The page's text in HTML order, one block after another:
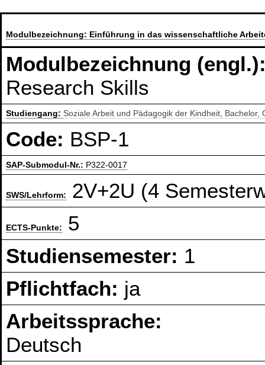
Modulbezeichnung: Einführung in das wissenschaftliche
Modulbezeichnung
Research Skills
Studiengang: Soziale Arbeit und Pädagogik der Kindheit, Bachelor,
Code: BSP-1
SAP-Submodul-Nr.: P322-0017
SWS/Lehrform: 2V+2U (4
ECTS-Punkte:
5
Studiensemester: 1
Pflichtfach: ja
Arbeitssprache:
Deutsch